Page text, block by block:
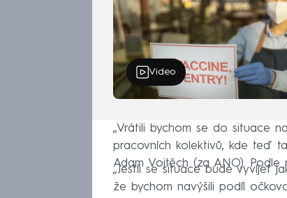
Video
„Vrátili bychom se do situace
pracovních kolektivů, kde teď
Adam Vojtěch (za ANO).
„Jestli se situace bude vyvíjet
že bychom navýšili podíl